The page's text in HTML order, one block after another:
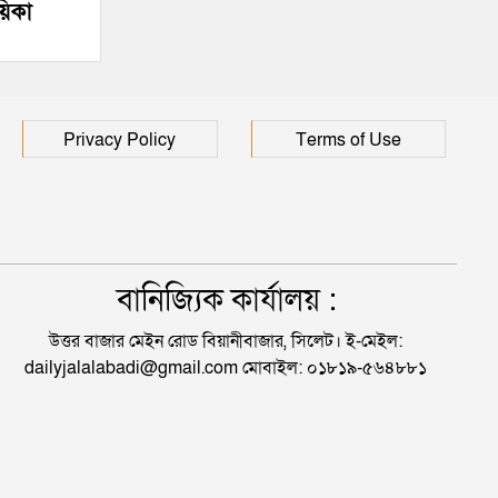
Privacy Policy Terms of Use
বানিজ্যিক কার্যালয় :
উত্তর বাজার মেইন রোড বিয়ানীবাজার, সিলেট। ই-মেইল:
dailyjalalabadi@gmail.com মোবাইল: ০১৮১৯-৫৬৪৮৮১